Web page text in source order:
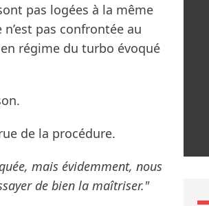
pas logées à la même
pas confrontée au
régime du turbo évoqué
de la procédure.
mais évidemment, nous
de bien la maîtriser."